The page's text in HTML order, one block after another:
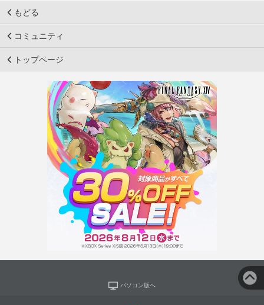
もどる
コミュニティ
トップページ
パソコン版へ